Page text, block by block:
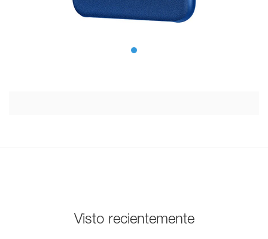
Visto recientemente